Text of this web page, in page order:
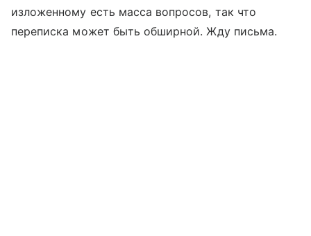
изложенному есть масса вопросов, так что
переписка может быть обширной. Жду письма.